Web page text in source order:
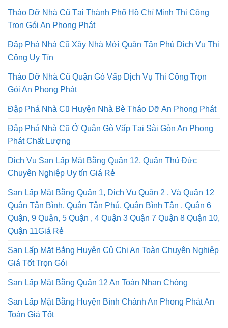
Tháo Dỡ Nhà Cũ Tại Thành Phố Hồ Chí Minh Thi Công
Trọn Gói An Phong Phát
Đập Phá Nhà Cũ Xây Nhà Mới Quận Tân Phú Dịch Vụ Thi
Công Uy Tín
Tháo Dỡ Nhà Cũ Quận Gò Vấp Dịch Vụ Thi Công Trọn
Gói An Phong Phát
Đập Phá Nhà Cũ Huyện Nhà Bè Tháo Dỡ An Phong Phát
Đập Phá Nhà Cũ Ở Quận Gò Vấp Tại Sài Gòn An Phong
Phát Chất Lượng
Dịch Vụ San Lấp Mặt Bằng Quận 12, Quận Thủ Đức
Chuyên Nghiệp Uy tín Giá Rẻ
San Lấp Mặt Bằng Quận 1, Dịch Vụ Quận 2 , Và Quận 12
Quận Tân Bình, Quận Tân Phú, Quận Bình Tân , Quận 6
Quận, 9 Quận, 5 Quận , 4 Quận 3 Quận 7 Quận 8 Quận 10,
Quận 11Giá Rẻ
San Lấp Mặt Bằng Huyện Củ Chi An Toàn Chuyên Nghiệp
Giá Tốt Trọn Gói
San Lấp Mặt Bằng Quận 12 An Toàn Nhan Chóng
San Lấp Mặt Bằng Huyện Bình Chánh An Phong Phát An
Toàn Giá Tốt